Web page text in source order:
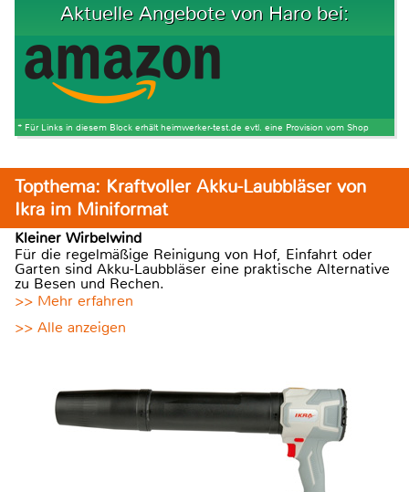
Aktuelle Angebote von Haro bei:
* Für Links in diesem Block erhält heimwerker-test.de evtl. eine Provision vom Shop
Topthema: Kraftvoller Akku-Laubbläser von
Ikra im Miniformat
Kleiner Wirbelwind
Für die regelmäßige Reinigung von Hof, Einfahrt oder
Garten sind Akku-Laubbläser eine praktische Alternative
zu Besen und Rechen.
>> Mehr erfahren
>> Alle anzeigen